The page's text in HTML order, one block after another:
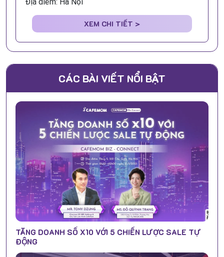
XEM CHI TIẾT >
CÁC BÀI VIẾT NỔI BẬT
TĂNG DOANH SỐ X10 VỚI 5 CHIẾN LƯỢC SALE TỰ
ĐỘNG